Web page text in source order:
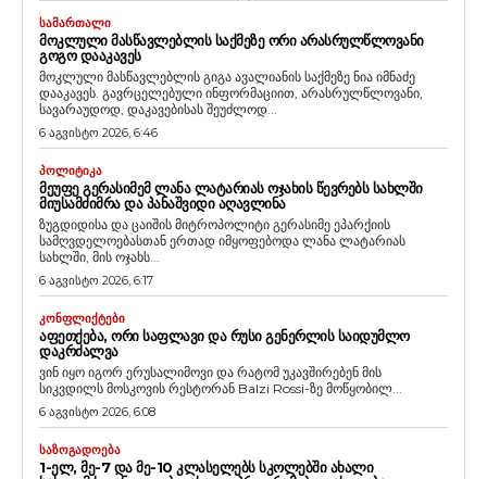
ᲡᲐᲛᲐᲠᲗᲐᲚᲘ
ᲛᲝᲙᲚᲣᲚᲘ ᲛᲐᲡᲬᲐᲕᲚᲔᲑᲚᲘᲡ ᲡᲐᲥᲛᲔᲖᲔ ᲝᲠᲘ ᲐᲠᲐᲡᲠᲣᲚᲬᲚᲝᲕᲐᲜᲘ
ᲒᲝᲒᲝ ᲓᲐᲐᲙᲐᲕᲔᲡ
მოკლული მასწავლებლის გიგა ავალიანის საქმეზე ნია იმნაძე
დააკავეს. გავრცელებული ინფორმაციით, არასრულწლოვანი,
სავარაუდოდ, დაკავებისას შეუძლოდ...
6 აგვისტო 2026, 6:46
ᲞᲝᲚᲘᲢᲘᲙᲐ
ᲛᲔᲣᲤᲔ ᲒᲔᲠᲐᲡᲘᲛᲔᲛ ᲚᲐᲜᲐ ᲚᲐᲢᲐᲠᲘᲐᲡ ᲝᲯᲐᲮᲘᲡ ᲬᲔᲕᲠᲔᲑᲡ ᲡᲐᲮᲚᲨᲘ
ᲛᲘᲣᲡᲐᲛᲫᲘᲛᲠᲐ ᲓᲐ ᲞᲐᲜᲐᲨᲕᲘᲓᲘ ᲐᲦᲐᲕᲚᲘᲜᲐ
ზუგდიდისა და ცაიშის მიტროპოლიტი გერასიმე ეპარქიის
სამღვდელოებასთან ერთად იმყოფებოდა ლანა ლატარიას
სახლში, მის ოჯახს...
6 აგვისტო 2026, 6:17
ᲙᲝᲜᲤᲚᲘᲥᲢᲔᲑᲘ
ᲐᲤᲔᲗᲥᲔᲑᲐ, ᲝᲠᲘ ᲡᲐᲤᲚᲐᲕᲘ ᲓᲐ ᲠᲣᲡᲘ ᲒᲔᲜᲔᲠᲚᲘᲡ ᲡᲐᲘᲓᲣᲛᲚᲝ
ᲓᲐᲙᲠᲫᲐᲚᲕᲐ
ვინ იყო იგორ ერუსალიმოვი და რატომ უკავშირებენ მის
სიკვდილს მოსკოვის რესტორან Balzi Rossi-ზე მოწყობილ...
6 აგვისტო 2026, 6:08
ᲡᲐᲖᲝᲒᲐᲓᲝᲔᲑᲐ
1-ᲔᲚ, ᲛᲔ-7 ᲓᲐ ᲛᲔ-10 ᲙᲚᲐᲡᲔᲚᲔᲑᲡ ᲡᲙᲝᲚᲔᲑᲨᲘ ᲐᲮᲐᲚᲘ